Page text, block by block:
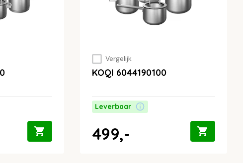
Vergelijk
KOQI 6044190100
Leverbaar
499,-